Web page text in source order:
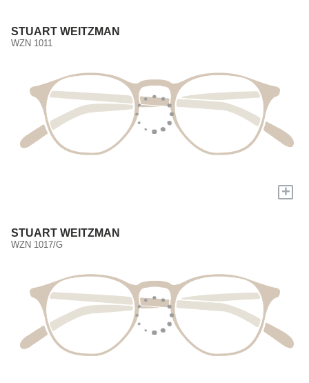
STUART WEITZMAN
WZN 1011
+
STUART WEITZMAN
WZN 1017/G